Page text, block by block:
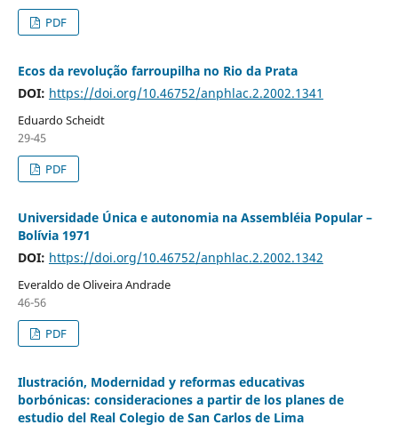
PDF
Ecos da revolução farroupilha no Rio da Prata
DOI: https://doi.org/10.46752/anphlac.2.2002.1341
Eduardo Scheidt
29-45
PDF
Universidade Única e autonomia na Assembléia Popular –
Bolívia 1971
DOI: https://doi.org/10.46752/anphlac.2.2002.1342
Everaldo de Oliveira Andrade
46-56
PDF
Ilustración, Modernidad y reformas educativas
borbónicas: consideraciones a partir de los planes de
estudio del Real Colegio de San Carlos de Lima